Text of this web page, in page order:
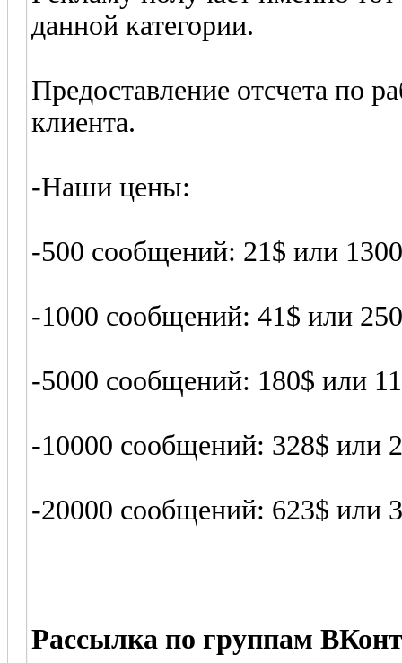
данной категории.
Предоставление отсчета по
клиента.
-Наши цены:
-500 сообщений: 21$ или
-1000 сообщений: 41$ или
-5000 сообщений: 180$ или
-10000 сообщений: 328$ или
-20000 сообщений: 623$ или
Рассылка по группам